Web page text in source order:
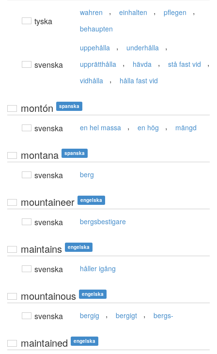
tyska
wahren , einhalten , pflegen ,
behaupten
svenska
uppehålla , underhålla ,
upprätthålla , hävda , stå fast vid ,
vidhålla , hålla fast vid
montón spanska
svenska en hel massa , en hög , mängd
montana spanska
svenska berg
mountaineer engelska
svenska bergsbestigare
maintains engelska
svenska håller igång
mountainous engelska
svenska bergig , bergigt , bergs-
maintained engelska